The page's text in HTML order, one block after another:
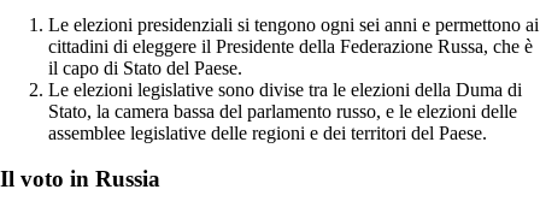
Le elezioni presidenziali si tengono ogni sei anni e permettono ai
cittadini di eleggere il Presidente della Federazione Russa, che è
il capo di Stato del Paese.
Le elezioni legislative sono divise tra le elezioni della Duma di
Stato, la camera bassa del parlamento russo, e le elezioni delle
assemblee legislative delle regioni e dei territori del Paese.
Il voto in Russia